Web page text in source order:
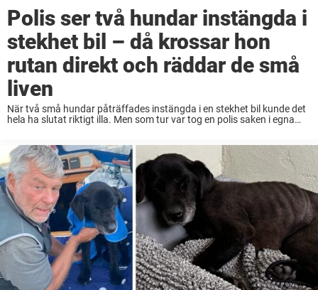
Polis ser två hundar instängda i
stekhet bil – då krossar hon
rutan direkt och räddar de små
liven
När två små hundar påträffades instängda i en stekhet bil kunde det
hela ha slutat riktigt illa. Men som tur var tog en polis saken i egna